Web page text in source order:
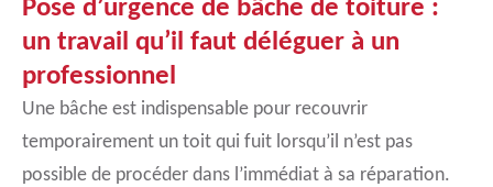
Pose d’urgence de bâche de toiture :
un travail qu’il faut déléguer à un
professionnel
Une bâche est indispensable pour recouvrir
temporairement un toit qui fuit lorsqu’il n’est pas
possible de procéder dans l’immédiat à sa réparation.